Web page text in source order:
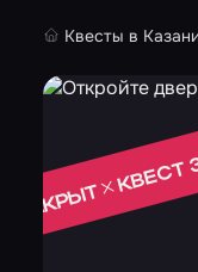
Квесты в
ЗАКРЫТ
КВЕСТ